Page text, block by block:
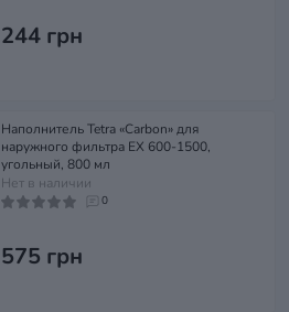
244 грн
Наполнитель Tetra «Carbon» для
наружного фильтра EX 600-1500,
угольный, 800 мл
Нет в наличии
0
575 грн